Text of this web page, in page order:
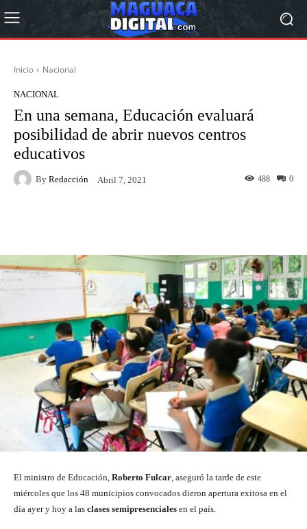
Inicio Nacional
NACIONAL
En una semana, Educación evaluará
posibilidad de abrir nuevos centros
educativos
By Redacción Abril 7, 2021 0
488
El ministro de Educación, Roberto Fulcar, aseguró la tarde de este
miércoles que los 48 municipios convocados dieron apertura exitosa en el
día ayer y hoy a las clases semipresenciales en el país.